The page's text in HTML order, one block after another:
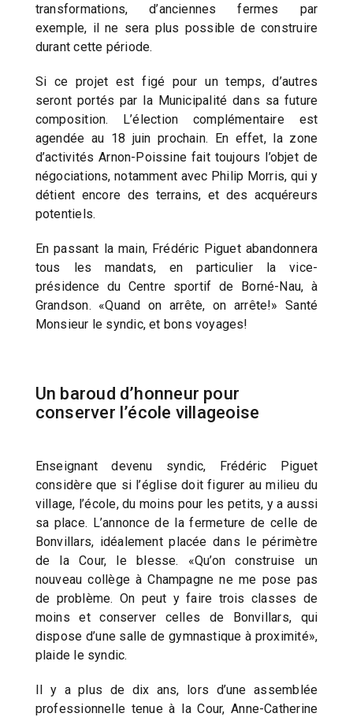
transformations, d’anciennes fermes par
exemple, il ne sera plus possible de construire
durant cette période.
Si ce projet est figé pour un temps, d’autres
seront portés par la Municipalité dans sa future
composition. L’élection complémentaire est
agendée au 18 juin prochain. En effet, la zone
d’activités Arnon-Poissine fait toujours l’objet de
négociations, notamment avec Philip Morris, qui y
détient encore des terrains, et des acquéreurs
potentiels.
En passant la main, Frédéric Piguet abandonnera
tous les mandats, en particulier la vice-
présidence du Centre sportif de Borné-Nau, à
Grandson. «Quand on arrête, on arrête!» Santé
Monsieur le syndic, et bons voyages!
Un baroud d’honneur pour
conserver l’école villageoise
Enseignant devenu syndic, Frédéric Piguet
considère que si l’église doit figurer au milieu du
village, l’école, du moins pour les petits, y a aussi
sa place. L’annonce de la fermeture de celle de
Bonvillars, idéalement placée dans le périmètre
de la Cour, le blesse. «Qu’on construise un
nouveau collège à Champagne ne me pose pas
de problème. On peut y faire trois classes de
moins et conserver celles de Bonvillars, qui
dispose d’une salle de gymnastique à proximité»,
plaide le syndic.
Il y a plus de dix ans, lors d’une assemblée
professionnelle tenue à la Cour, Anne-Catherine